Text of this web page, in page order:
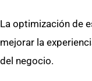
La optimización de
mejorar la
del negocio.